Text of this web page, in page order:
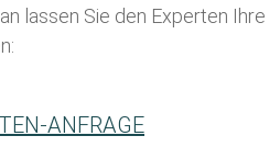
lassen Sie den Experten Ihre
ANFRAGE